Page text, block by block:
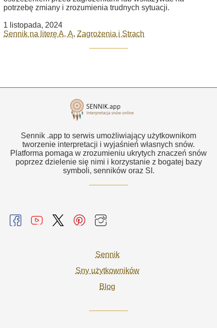
potrzebę zmiany i zrozumienia trudnych sytuacji.
1 listopada, 2024
Sennik na literę A, Ą, Zagrożenia i Strach
Sennik .app to serwis umożliwiający użytkownikom
tworzenie interpretacji i wyjaśnień własnych snów.
Platforma pomaga w zrozumieniu ukrytych znaczeń snów
poprzez dzielenie się nimi i korzystanie z bogatej bazy
symboli, senników oraz SI.
Sennik
Sny użytkowników
Blog